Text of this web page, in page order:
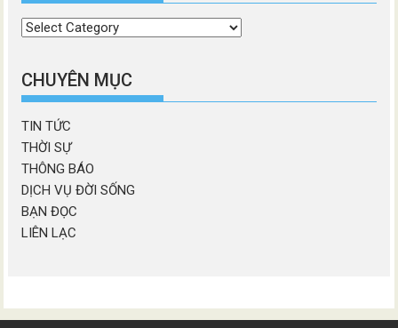
Chọn
mục
CHUYÊN MỤC
TIN TỨC
THỜI SỰ
THÔNG BÁO
DỊCH VỤ ĐỜI SỐNG
BẠN ĐỌC
LIÊN LẠC